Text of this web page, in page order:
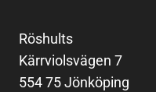
Röshults
Kärrviolsvägen 7
554 75 Jönköping